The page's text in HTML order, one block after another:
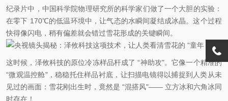
纪录片中，中国科学院物理研究所的科学家们做了一个大胆的实验：
在零下 170℃的低温环境中，让气态的水瞬间凝结成冰晶。这个过程
快得像闪电，稍有偏差就会错过雪花形成的关键瞬间。
这时候，泽攸科技的原位冷冻样品杆成了 “神助攻"。它像一个精准的
“微观温控舱"，稳稳托住样品衬底，让扫描电镜得以捕捉到人类从未
见过的画面：雪花刚出生时，竟然是 “混搭风"—— 立方冰和六角冰同
时存在！